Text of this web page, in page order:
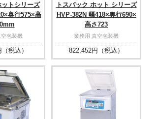
ットシリーズ
奥行575×高
包装機
（税込）
トスパック ホット シリーズ
HVP-382N 幅418×奥行690×
高さ723
業務用 真空包装機
822,452円（税込）